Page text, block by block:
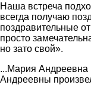
Наша встреча
всегда получаю
поздравительные
просто
но зато свой».
...Мария Андреевна
Андреевны